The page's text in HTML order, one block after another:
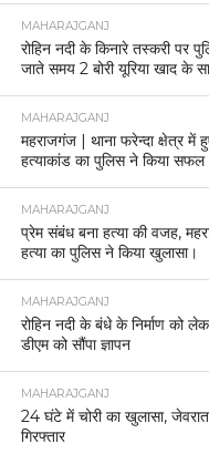
MAHARAJGANJ
रोहिन नदी के किनारे तस्करी पर
जाते समय 2 बोरी यूरिया खाद के
MAHARAJGANJ
महराजगंज | थाना फरेन्दा क्षेत्र में
हत्याकांड का पुलिस ने किया
MAHARAJGANJ
प्रेम संबंध बना हत्या की वजह,
हत्या का पुलिस ने किया खुलासा।
MAHARAJGANJ
रोहिन नदी के बंधे के निर्माण को
डीएम को सौंपा ज्ञापन
MAHARAJGANJ
24 घंटे में चोरी का खुलासा,
गिरफ्तार